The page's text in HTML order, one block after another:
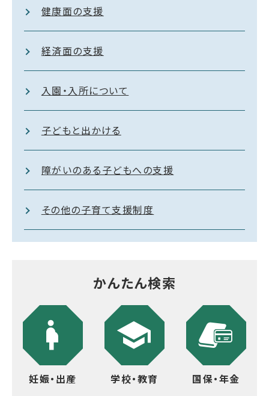
健康面の支援
経済面の支援
入園・入所について
子どもと出かける
障がいのある子どもへの支援
その他の子育て支援制度
かんたん検索
妊娠・出産 学校・教育 国保・年金